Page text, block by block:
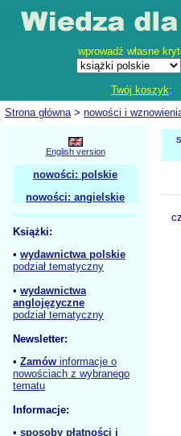
wprowadź własne
Twój koszyk:
Strona główna> nowości i
English version
nowości: polskie
nowości: angielskie
Książki:
• wydawnictwa polskie
podział tematyczny
• wydawnictwa
anglojęzyczne
podział tematyczny
Newsletter:
• Zamów informacje o
nowościach z wybranego
tematu
Informacje:
• sposoby płatności i